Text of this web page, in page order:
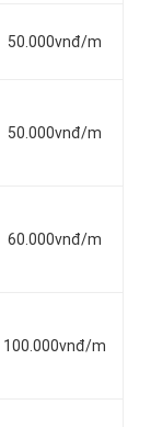
50.000vnđ/m
50.000vnđ/m
60.000vnđ/m
100.000vnđ/m